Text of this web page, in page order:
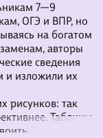
7—9
ОГЭ и ВПР, но
на богатом
авторы
сведения
и изложили их
рисунков: так
Таблицы